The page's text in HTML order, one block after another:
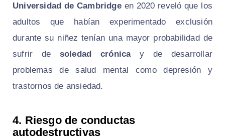
Universidad de Cambridgeen 2020 reveló que los
adultos que habían experimentado exclusión
durante su niñez tenían una mayor probabilidad de
sufrir de soledad crónicay de desarrollar
problemas de salud mental como depresión y
trastornos de ansiedad.
4. Riesgo de conductas
autodestructivas